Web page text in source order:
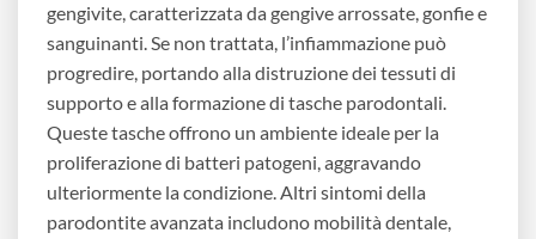
gengivite, caratterizzata da gengive arrossate, gonfie e
sanguinanti. Se non trattata, l’infiammazione può
progredire, portando alla distruzione dei tessuti di
supporto e alla formazione di tasche parodontali.
Queste tasche offrono un ambiente ideale per la
proliferazione di batteri patogeni, aggravando
ulteriormente la condizione. Altri sintomi della
parodontite avanzata includono mobilità dentale,